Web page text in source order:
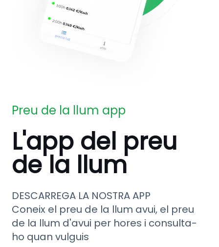
Preu de la llum app
L'app del preu
de la llum
DESCARREGA LA NOSTRA APP
Coneix el preu de la llum avui, el preu
de la llum d'avui per hores i consulta-
ho quan vulguis